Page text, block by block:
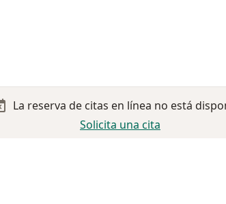
La reserva de citas en línea no está
Solicita una cita